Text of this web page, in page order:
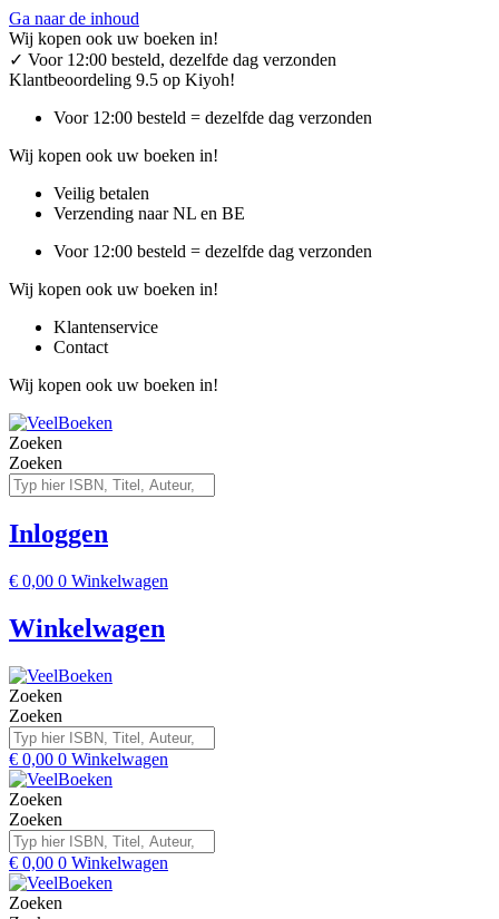
Ga naar de inhoud
Wij kopen ook uw boeken in!
✓ Voor 12:00 besteld, dezelfde dag verzonden
Klantbeoordeling 9.5 op Kiyoh!
Voor 12:00 besteld = dezelfde dag verzonden
Wij kopen ook uw boeken in!
Veilig betalen
Verzending naar NL en BE
Voor 12:00 besteld = dezelfde dag verzonden
Wij kopen ook uw boeken in!
Klantenservice
Contact
Wij kopen ook uw boeken in!
Zoeken
Zoeken
Inloggen
€ 0,00 0 Winkelwagen
Winkelwagen
Zoeken
Zoeken
€ 0,00 0 Winkelwagen
Zoeken
Zoeken
€ 0,00 0 Winkelwagen
Zoeken